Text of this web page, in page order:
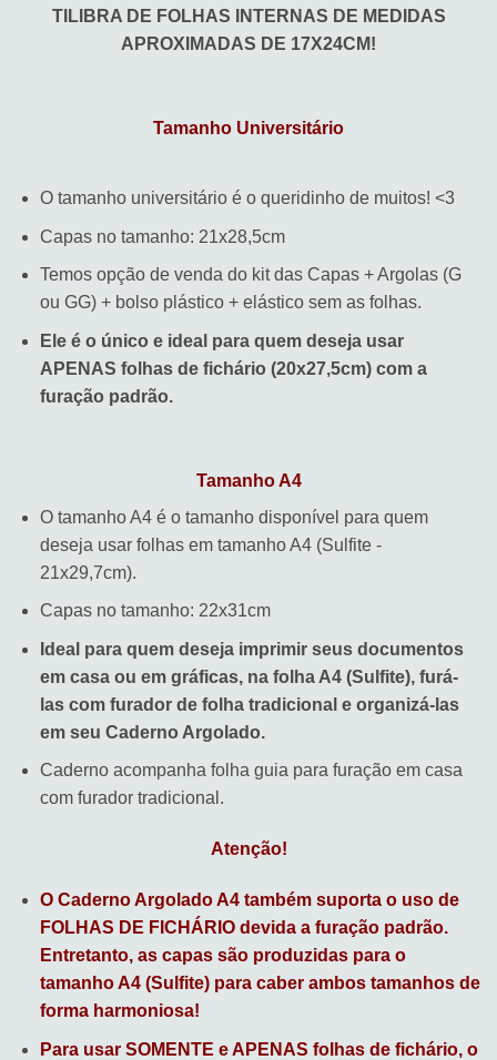
TILIBRA DE FOLHAS INTERNAS DE MEDIDAS
APROXIMADAS DE 17X24CM!
Tamanho Universitário
O tamanho universitário é o queridinho de muitos! <3
Capas no tamanho: 21x28,5cm
Temos opção de venda do kit das Capas + Argolas (G
ou GG) + bolso plástico + elástico sem as folhas.
Ele é o único e ideal para quem deseja usar
APENAS folhas de fichário (20x27,5cm) com a
furação padrão.
Tamanho A4
O tamanho A4 é o tamanho disponível para quem
deseja usar folhas em tamanho A4 (Sulfite -
21x29,7cm).
Capas no tamanho: 22x31cm
Ideal para quem deseja imprimir seus documentos
em casa ou em gráficas, na folha A4 (Sulfite), furá-
las com furador de folha tradicional e organizá-las
em seu Caderno Argolado.
Caderno acompanha folha guia para furação em casa
com furador tradicional.
Atenção!
O Caderno Argolado A4 também suporta o uso de
FOLHAS DE FICHÁRIO devida a furação padrão.
Entretanto, as capas são produzidas para o
tamanho A4 (Sulfite) para caber ambos tamanhos de
forma harmoniosa!
Para usar SOMENTE e APENAS folhas de fichário, o